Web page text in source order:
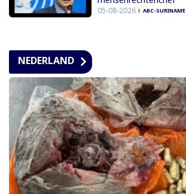
05-08-2026 ABC-SURINAME
NEDERLAND